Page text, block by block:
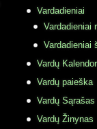
Vardadieniai
Vardadieniai
Vardadieniai
Vardų
Vardų paieška
Vardų Sąrašas
Vardų Žinynas